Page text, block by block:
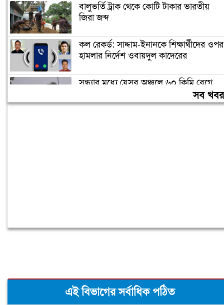
বালুভর্তি ট্রাক থেকে কোটি টাকার ভারতীয়
জিরা জব্দ
কল রেকর্ড: সাদ্দাম-ইনানকে শিক্ষার্থীদের ওপর
হামলার নির্দেশ ওবায়দুল কাদেরের
সন্ধ্যার মধ্যে যেসব অঞ্চলে ৬০ কিমি বেগে
সব
এই বিভাগের সর্বাধিক পঠিত